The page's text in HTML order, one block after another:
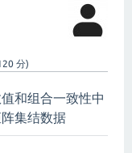
分)
和组合一致性中
集结数据